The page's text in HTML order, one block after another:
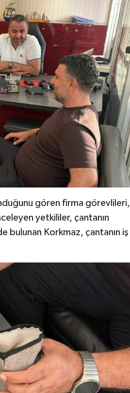
gören firma görevlileri,
yetkililer, çantanın
bulunan Korkmaz, çantanın iş